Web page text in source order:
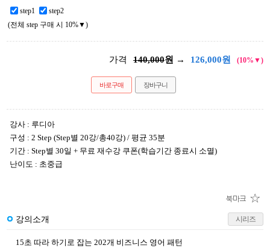
step1
step2
(전체 step 구매 시 10%▼)
가격 140,000원 → 126,000원 (10%▼)
바로구매 장바구니
강사 : 루디아
구성 : 2 Step (Step별 20강/총40강) / 평균 35분
기간 : Step별 30일 + 무료 재수강 쿠폰(학습기간 종료시 소멸)
난이도 : 초중급
강의소개 시리즈
15초 따라 하기로 잡는 202개 비즈니스 영어 패턴